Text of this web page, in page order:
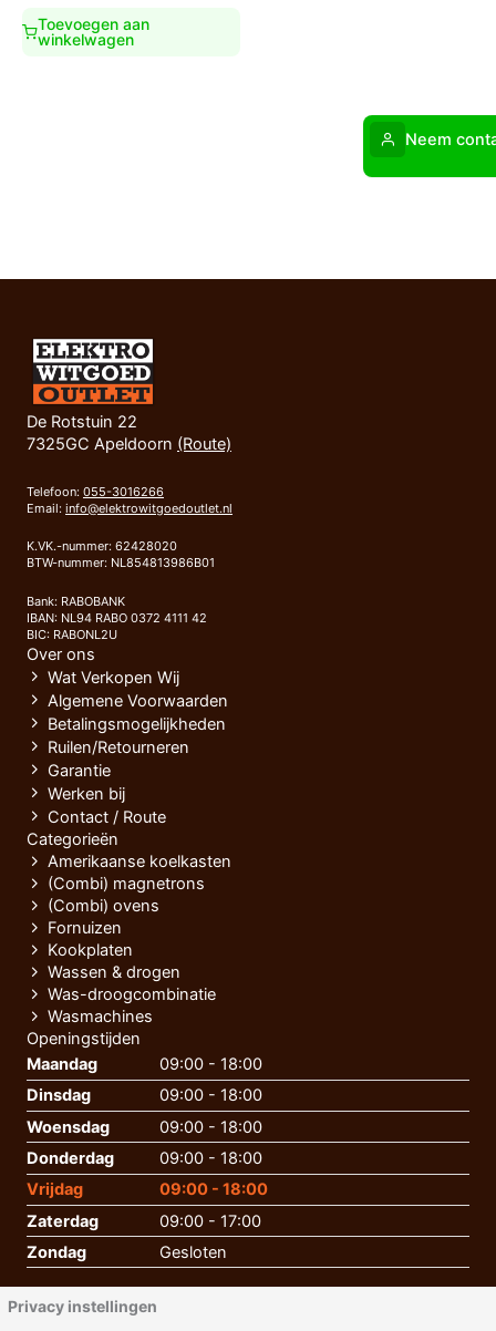
Toevoegen aan
winkelwagen
De Rotstuin 22
7325GC Apeldoorn (Route)
Telefoon: 055-3016266
Email: info@elektrowitgoedoutlet.nl
K.VK.-nummer: 62428020
BTW-nummer: NL854813986B01
Bank: RABOBANK
IBAN: NL94 RABO 0372 4111 42
BIC: RABONL2U
Over ons
Wat Verkopen Wij
Algemene Voorwaarden
Betalingsmogelijkheden
Ruilen/Retourneren
Garantie
Werken bij
Contact / Route
Categorieën
Amerikaanse koelkasten
(Combi) magnetrons
(Combi) ovens
Fornuizen
Kookplaten
Wassen & drogen
Was-droogcombinatie
Wasmachines
Openingstijden
Maandag
09:00 - 18:00
Dinsdag
09:00 - 18:00
Woensdag
09:00 - 18:00
Donderdag
09:00 - 18:00
Vrijdag
09:00 - 18:00
Zaterdag
09:00 - 17:00
Zondag
Gesloten
Privacy instellingen
Neem